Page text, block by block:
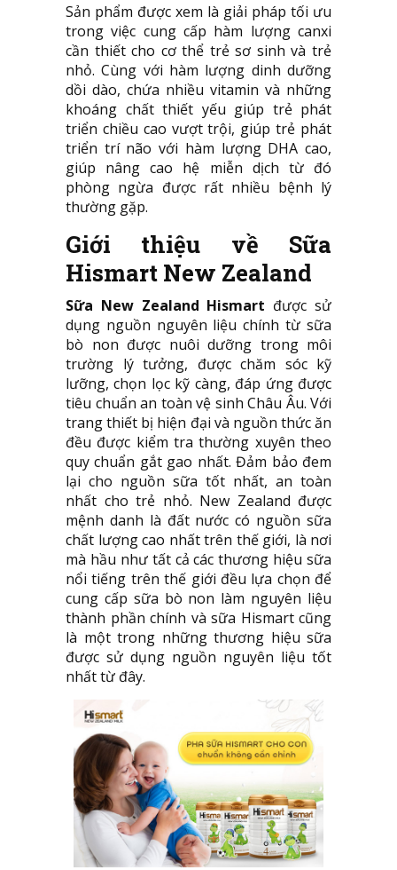
Sản phẩm được xem là giải pháp tối ưu
trong việc cung cấp hàm lượng canxi
cần thiết cho cơ thể trẻ sơ sinh và trẻ
nhỏ. Cùng với hàm lượng dinh dưỡng
dồi dào, chứa nhiều vitamin và những
khoáng chất thiết yếu giúp trẻ phát
triển chiều cao vượt trội, giúp trẻ phát
triển trí não với hàm lượng DHA cao,
giúp nâng cao hệ miễn dịch từ đó
phòng ngừa được rất nhiều bệnh lý
thường gặp.
Giới thiệu về Sữa
Hismart New Zealand
Sữa New Zealand Hismart được sử
dụng nguồn nguyên liệu chính từ sữa
bò non được nuôi dưỡng trong môi
trường lý tưởng, được chăm sóc kỹ
lưỡng, chọn lọc kỹ càng, đáp ứng được
tiêu chuẩn an toàn vệ sinh Châu Âu. Với
trang thiết bị hiện đại và nguồn thức ăn
đều được kiểm tra thường xuyên theo
quy chuẩn gắt gao nhất. Đảm bảo đem
lại cho nguồn sữa tốt nhất, an toàn
nhất cho trẻ nhỏ. New Zealand được
mệnh danh là đất nước có nguồn sữa
chất lượng cao nhất trên thế giới, là nơi
mà hầu như tất cả các thương hiệu sữa
nổi tiếng trên thế giới đều lựa chọn để
cung cấp sữa bò non làm nguyên liệu
thành phần chính và sữa Hismart cũng
là một trong những thương hiệu sữa
được sử dụng nguồn nguyên liệu tốt
nhất từ đây.